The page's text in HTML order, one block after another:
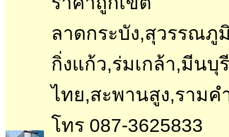
ลาดกระบัง,สุวรรณภู
กิ่งแก้ว,ร่มเกล้า,มีนบุ
ไทย,สะพานสูง,รามค
โทร 087-3625833